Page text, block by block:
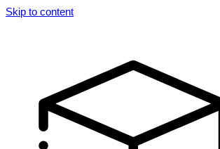
Skip to content